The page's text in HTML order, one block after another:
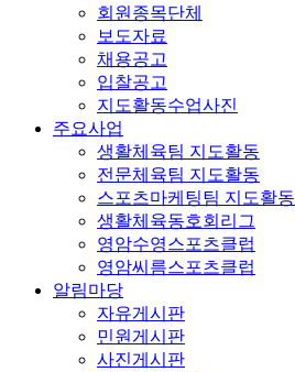
회원종목단체
보도자료
채용공고
입찰공고
지도활동수업사진
주요사업
생활체육팀 지도활동
전문체육팀 지도활동
스포츠마케팅팀 지도활동
생활체육동호회리그
영암수영스포츠클럽
영암씨름스포츠클럽
알림마당
자유게시판
민원게시판
사진게시판